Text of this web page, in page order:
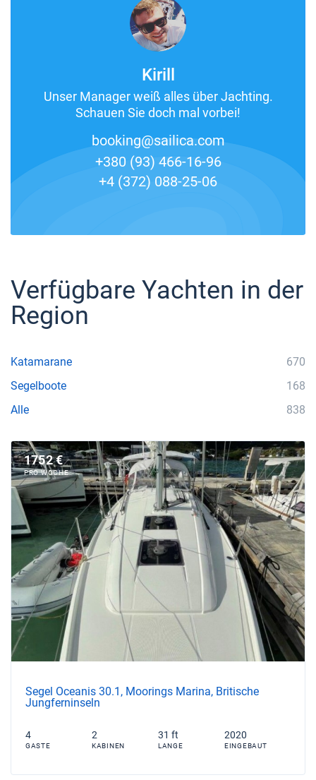
Kirill
Unser Manager weiß alles über Jachting.
Schauen Sie doch mal vorbei!
booking@sailica.com
+380 (93) 466-16-96
+4 (372) 088-25-06
Verfügbare Yachten in der
Region
Katamarane
670
Segelboote
168
Alle
838
1752 €
PRO WOCHE
Segel Oceanis 30.1, Moorings Marina, Britische
Jungferninseln
4
GASTE
2
KABINEN
31 ft
LANGE
2020
EINGEBAUT